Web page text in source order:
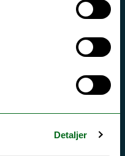
Detaljer